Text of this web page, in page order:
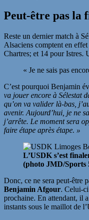
Peut-être pas la
Reste un dernier match à
Alsaciens comptent en
Chartres; et 14 pour Istres.
« Je ne sais pas
C’est pourquoi Benjamin
va jouer encore à Sélestat
qu’on va valider là-bas,
avenir. Aujourd’hui, je ne
j’arrête. Le moment sera
faire étape après étape. »
L’USDK s’est
(photo JMD/Sports
Donc, ce ne sera peut-être
Benjamin Afgour. Celui-
prochaine. En attendant, il
instants sous le maillot de